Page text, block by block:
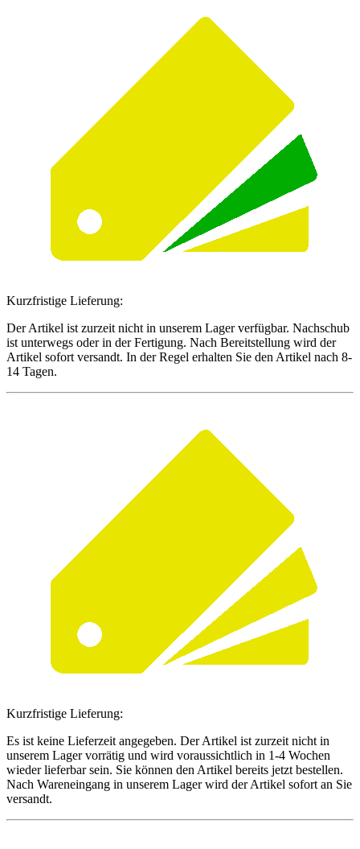
Kurzfristige Lieferung:
Der Artikel ist zurzeit nicht in unserem Lager verfügbar. Nachschub
ist unterwegs oder in der Fertigung. Nach Bereitstellung wird der
Artikel sofort versandt. In der Regel erhalten Sie den Artikel nach 8-
14 Tagen.
Kurzfristige Lieferung:
Es ist keine Lieferzeit angegeben. Der Artikel ist zurzeit nicht in
unserem Lager vorrätig und wird voraussichtlich in 1-4 Wochen
wieder lieferbar sein. Sie können den Artikel bereits jetzt bestellen.
Nach Wareneingang in unserem Lager wird der Artikel sofort an Sie
versandt.